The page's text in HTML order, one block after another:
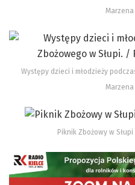
Marzena
Występy dzieci i młodzieży
Marzena
Piknik Zbożowy w